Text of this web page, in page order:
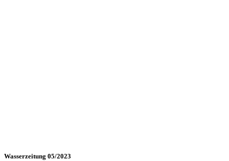
Wasserzeitung 05/2023